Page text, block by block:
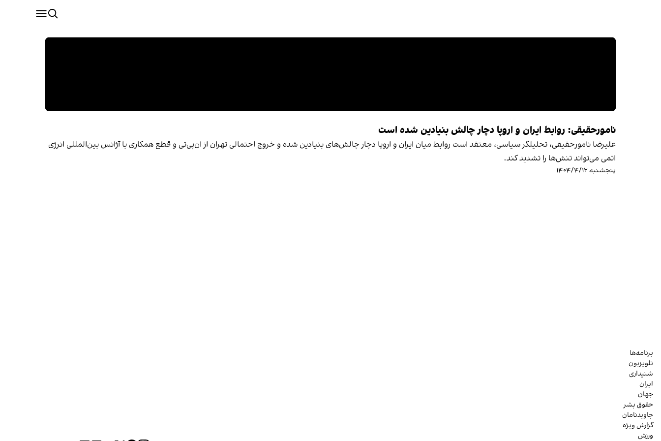
نامورحقیقی: روابط ایران و اروپا دچار چالش‌ بنیادین شده است
علیرضا نامورحقیقی، تحلیلگر سیاسی، معتقد است روابط میان ایران و اروپا دچار چالش‌های بنیادین شده و خروج احتمالی تهران از ان‌پی‌تی و قطع همکاری با آژانس بین‌المللی انرژی
اتمی می‌تواند تنش‌ها را تشدید کند.
پنجشنبه ۱۴۰۴/۴/۱۲
برنامه‌ها
تلویزیون
شنیداری
ایران
جهان
حقوق بشر
جاویدنامان
گزارش ویژه
ورزش